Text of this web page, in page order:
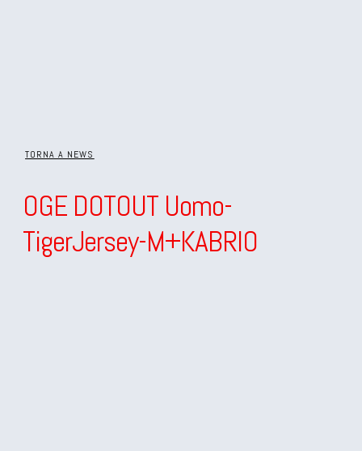
TORNA A NEWS
OGE DOTOUT Uomo-
TigerJersey-M+KABRIO